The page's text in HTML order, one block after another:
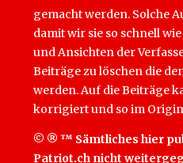
gemacht werden. Solche
damit wir sie so schnell
und Ansichten der
Beiträge zu löschen die
werden. Auf die Beiträge
korrigiert und so im
© ® ™ Sämtliches hier
Patriot.ch nicht